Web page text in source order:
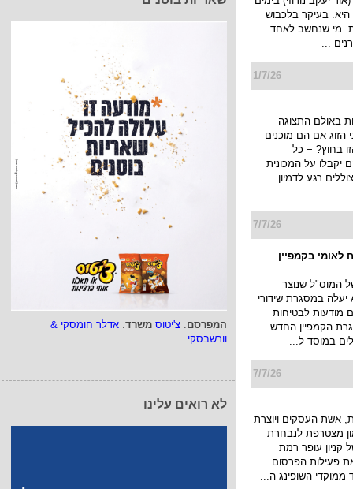
המפרסם: צ'יטוס משרד: אדלר חומסקי &
וורשבסקי
לא רואים עלינו
בעיקר בלכבוש
מי שנחשב לאחד
...
1/7/26
באולם התצוגה
הזוג אם הם מוכנים
בחוץ? − כל
על המכונית
רגע לדמיון
7/7/26
לאומי בקמפיין
של המוס"ל שנוצר
בטכנולוגיית AI יעלה במסגרת שידורי
מודעות לבטיחות
הקמפיין החדש
במוסד ל...
7/7/26
אשת העסקים ויוצרת
מצטרפת לנבחרת
קניון עופר רמת
פעילות הפרסום
ממוקדי השופינג ה...